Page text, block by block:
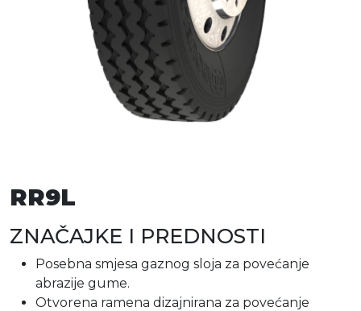
RR9L
ZNAČAJKE I PREDNOSTI
Posebna smjesa gaznog sloja za povećanje
abrazije gume.
Otvorena ramena dizajnirana za povećanje